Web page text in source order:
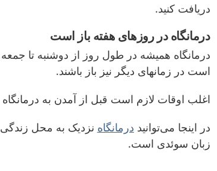
دریافت کنید.
درمانگاه در روزهای هفته باز است
درمانگاه همیشه در طول روز از دوشنبه تا
است در زمان­های دیگر نیز باز باشند.
اغلب اوقات لازم است قبل از آمدن به
در اینجا می‌توانید درمانگاه نزدیک به محل
زبان سوئدی است.